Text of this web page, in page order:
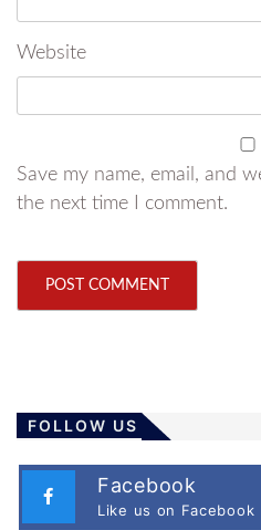
Website
Save my name, email, and
the next time I comment.
FOLLOW US
Facebook
Like us on Facebook